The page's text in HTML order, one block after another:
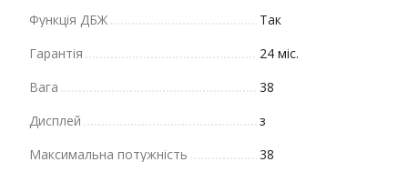
Функція ДБЖ
Так
Гарантія
24 міс.
Вага
38
Дисплей
з
Максимальна потужність
38